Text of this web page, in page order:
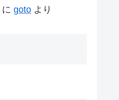
に goto より